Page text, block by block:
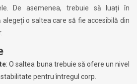
De asemenea, trebuie să luați în
o saltea care să fie accesibilă din
: O saltea buna trebuie să ofere un nivel
pentru întregul corp.